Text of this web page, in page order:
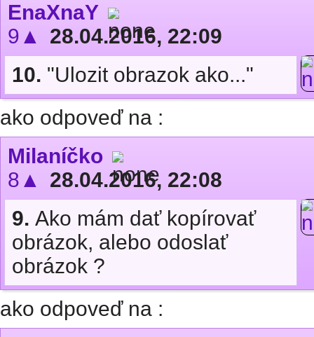
EnaXnaY
9▲
28.04.2016, 22:09
10. "Ulozit obrazok ako..."
ako odpoveď na :
Milaníčko
8▲
28.04.2016, 22:08
9. Ako mám dať kopírovať
obrázok, alebo odoslať
obrázok ?
ako odpoveď na :